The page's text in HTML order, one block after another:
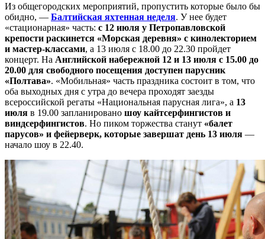
Из общегородских мероприятий, пропустить которые было бы
обидно, — Балтийская яхтенная неделя. У нее будет
«стационарная» часть: с 12 июля у Петропавловской
крепости раскинется «Морская деревня» с кинолекторием
и мастер-классами, а 13 июля с 18.00 до 22.30 пройдет
концерт. На Английской набережной 12 и 13 июля с 15.00 до
20.00 для свободного посещения доступен парусник
«Полтава». «Мобильная» часть праздника состоит в том, что
оба выходных дня с утра до вечера проходят заезды
всероссийской регаты «Национальная парусная лига», а 13
июля в 19.00 запланировано шоу кайтсерфингистов и
виндсерфингистов. Но пиком торжества станут «балет
парусов» и фейерверк, которые завершат день 13 июля —
начало шоу в 22.40.